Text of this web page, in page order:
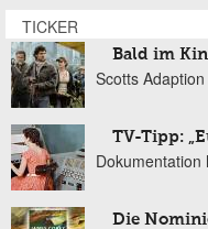
TICKER
Bald im
Scotts
TV-Tipp:
Die